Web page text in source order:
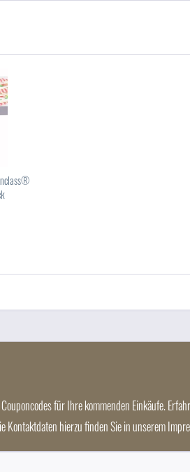
für Ihre kommenden Einkäufe.
Kontaktdaten hierzu finden Sie in unserem